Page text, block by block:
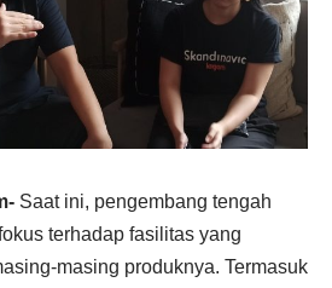
Saat ini, pengembang tengah
terhadap fasilitas yang
masing produknya. Termasuk